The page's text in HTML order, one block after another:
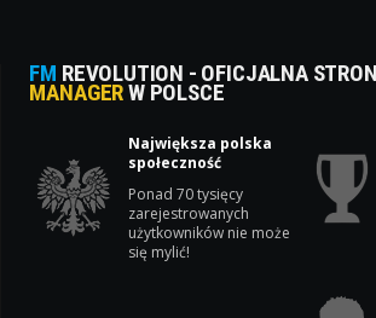
FM REVOLUTION - OFICJALNA
MANAGERW POLSCE
Największa polska
społeczność
Ponad 70 tysięcy
zarejestrowanych
użytkowników nie może
się mylić!